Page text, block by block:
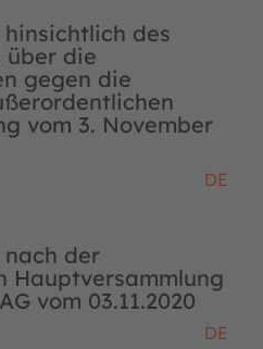
des
über die
gegen die
vom 3. November
DE
der
Hauptversammlung
vom 03.11.2020
DE